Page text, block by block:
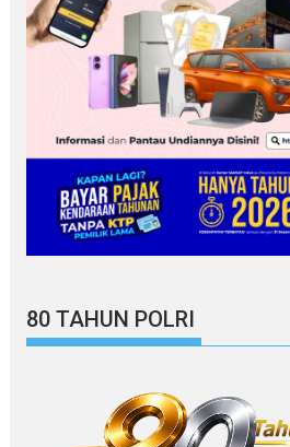
80 TAHUN POLRI